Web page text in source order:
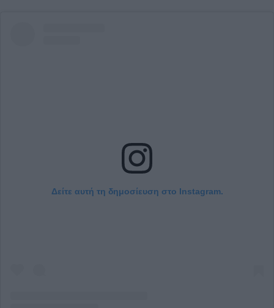
Δείτε αυτή τη δημοσίευση στο Instagram.